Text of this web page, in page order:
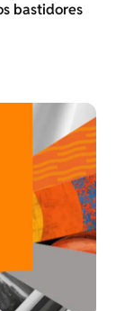
bastidores